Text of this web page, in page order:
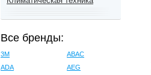
Все бренды:
3M
ABAC
ADA
AEG